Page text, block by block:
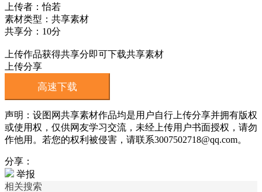
上传者：怡若
素材类型：共享素材
共享分：10分
上传作品获得共享分即可下载共享素材
上传分享
高速下载
声明：设图网共享素材作品均是用户自行上传分享并拥有版权
或使用权，仅供网友学习交流，未经上传用户书面授权，请勿
作他用。若您的权利被侵害，请联系3007502718@qq.com。
分享：
举报
相关搜索